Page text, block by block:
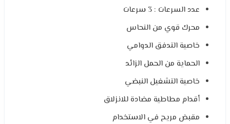
عدد السرعات : 3 سرعات
محرك قوي من النحاس
خاصية التدفق الدوامي
الحماية من الحمل الزائد
خاصية التشغيل النبضي
أقدام مطاطية مضادة للانزلاق
مقبض مريح في الاستخدام